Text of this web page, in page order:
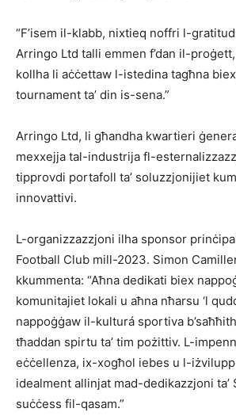
“F’isem il-klabb, nixtieq noffri l-
Arringo Ltd talli emmen f’dan il-
kollha li aċċettaw l-istedina tagħna
tournament ta’ din is-sena.”
Arringo Ltd, li għandha kwartieri
mexxejja tal-industrija fl-
tipprovdi portafoll ta’ soluzzjonijiet
innovattivi.
L-organizzazzjoni ilha sponsor
Football Club mill-2023. Simon
kkummenta: “Aħna dedikati biex
komunitajiet lokali u aħna nħarsu ‘l
nappoġġaw il-kulturá sportiva
tħaddan spirtu ta’ tim pożittiv. L-
eċċellenza, ix-xogħol iebes u l-
idealment allinjat mad-dedikazzjoni
suċċess fil-qasam.”